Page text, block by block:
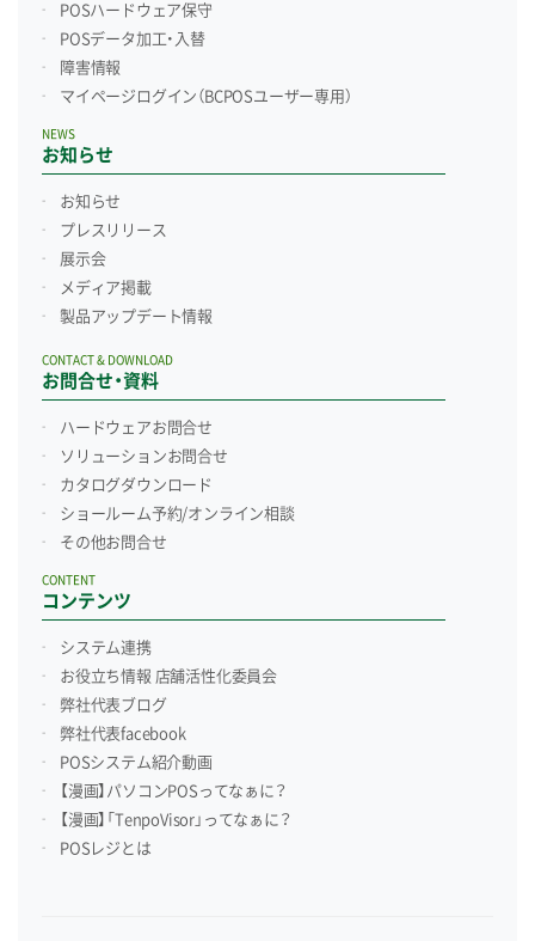
POSハードウェア保守
POSデータ加工・入替
障害情報
マイページログイン （BCPOSユーザー専用）
お知らせ
NEWS
お知らせ
プレスリリース
展示会
メディア掲載
製品アップデート情報
お問合せ・資料
CONTACT & DOWNLOAD
ハードウェアお問合せ
ソリューションお問合せ
カタログダウンロード
ショールーム予約/オンライン相談
その他お問合せ
コンテンツ
CONTENT
システム連携
お役立ち情報 店舗活性化委員会
弊社代表ブログ
弊社代表facebook
POSシステム紹介動画
【漫画】パソコンPOSってなぁに？
【漫画】「TenpoVisor」ってなぁに？
POSレジとは